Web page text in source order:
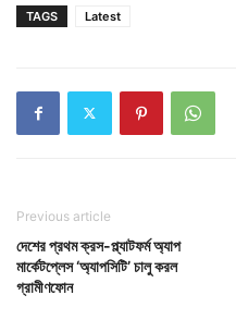
TAGS Latest
Previous article
দেশের প্রথম ক্রস-প্ল্যাটফর্ম অ্যাপ
মার্কেটপ্লেস ‘অ্যাপসিটি’ চালু করল
গ্রামীণফোন